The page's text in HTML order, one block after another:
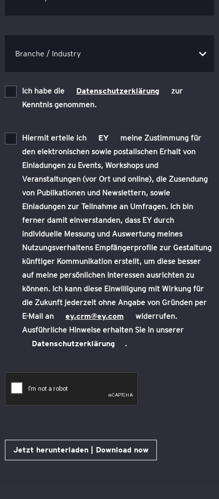
Ich habe die Datenschutzerklärung
zur
Kenntnis genommen.
Hiermit erteile ich EY
meine Zustimmung für
den elektronischen sowie postalischen Erhalt von
Einladungen zu Events, Workshops und
Veranstaltungen (vor Ort und online), die Zusendung
von Publikationen und Newslettern, sowie
Einladungen zur Teilnahme an Umfragen. Ich bin
ferner damit einverstanden, dass EY durch
individuelle Messung und Auswertung meines
Nutzungsverhaltens Empfängerprofile zur Gestaltung
künftiger Kommunikation erstellt, um diese besser
auf meine persönlichen Interessen ausrichten zu
können. Ich kann diese Einwilligung mit Wirkung für
die Zukunft jederzeit ohne Angabe von Gründen per
E-Mail an
ey.crm@ey.com
widerrufen.
Ausführliche Hinweise erhalten Sie in unserer
Datenschutzerklärung
.
Jetzt herunterladen | Download now